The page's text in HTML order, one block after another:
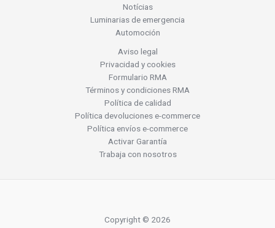
Notícias
Luminarias de emergencia
Automoción
Aviso legal
Privacidad y cookies
Formulario RMA
Términos y condiciones RMA
Política de calidad
Política devoluciones e-commerce
Política envíos e-commerce
Activar Garantía
Trabaja con nosotros
Copyright © 2026